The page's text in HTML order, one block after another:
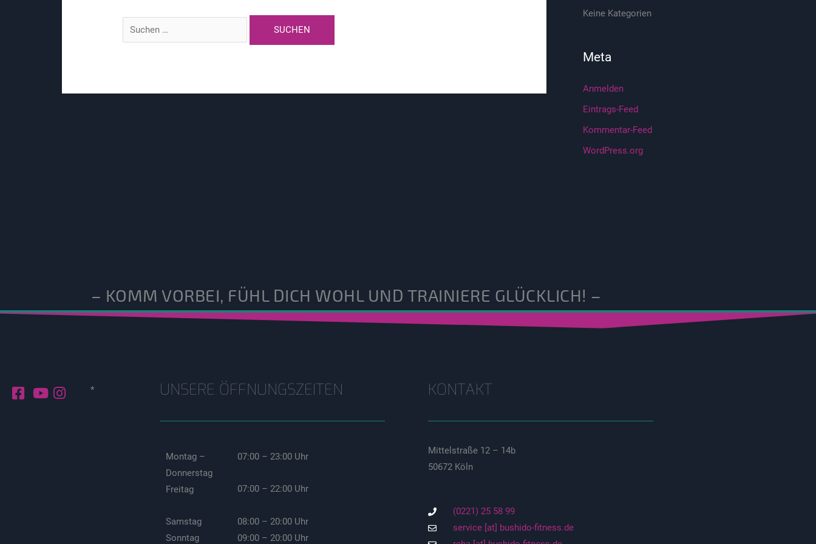
hKeine Kategorien
Meta
Anmelden
Eintrags-Feed
Kommentar-Feed
WordPress.org
– KOMM VORBEI, FÜHL DICH WOHL UND TRAINIERE GLÜCKLICH! –
* UNSERE ÖFFNUNGSZEITEN
Montag –
Donnerstag
Freitag
Samstag
Sonntag
07:00 – 23:00 Uhr
07:00 – 22:00 Uhr
08:00 – 20:00 Uhr
09:00 – 20:00 Uhr
KONTAKT
Mittelstraße 12 – 14b
50672 Köln
(0221) 25 58 99
service [at] bushido-fitness.de